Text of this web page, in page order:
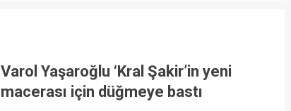
Varol Yaşaroğlu ‘Kral Şakir’in yeni
macerası için düğmeye bastı